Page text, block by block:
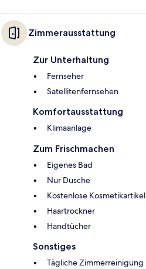
Zimmerausstattung
Zur Unterhaltung
Fernseher
Satellitenfernsehen
Komfortausstattung
Klimaanlage
Zum Frischmachen
Eigenes Bad
Nur Dusche
Kostenlose Kosmetikartikel
Haartrockner
Handtücher
Sonstiges
Tägliche Zimmerreinigung